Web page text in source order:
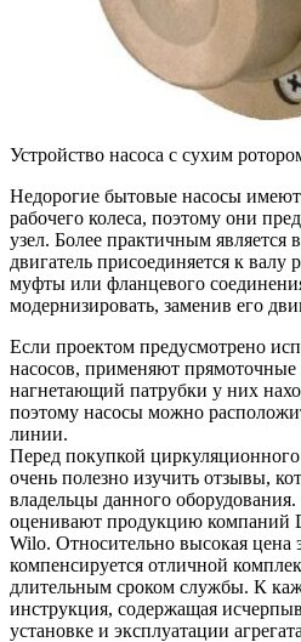
Устройство насоса с сухим
Недорогие бытовые насосы
рабочего колеса, поэтому они
узел. Более практичным является
двигатель присоединяется к валу
муфты или фланцевого
модернизировать, заменив его
Если проектом предусмотрено
насосов, применяют
нагнетающий патрубки у них
поэтому насосы можно
линии.
Перед покупкой
очень полезно изучить отзывы,
владельцы данного
оценивают продукцию компаний
Wilo. Относительно высокая цена
компенсируется отличной
длительным сроком службы. К
инструкция, содержащая
установке и эксплуатации